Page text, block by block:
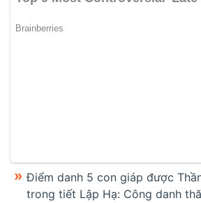
Điểm danh 5 con giáp được
trong tiết Lập Hạ: Công danh